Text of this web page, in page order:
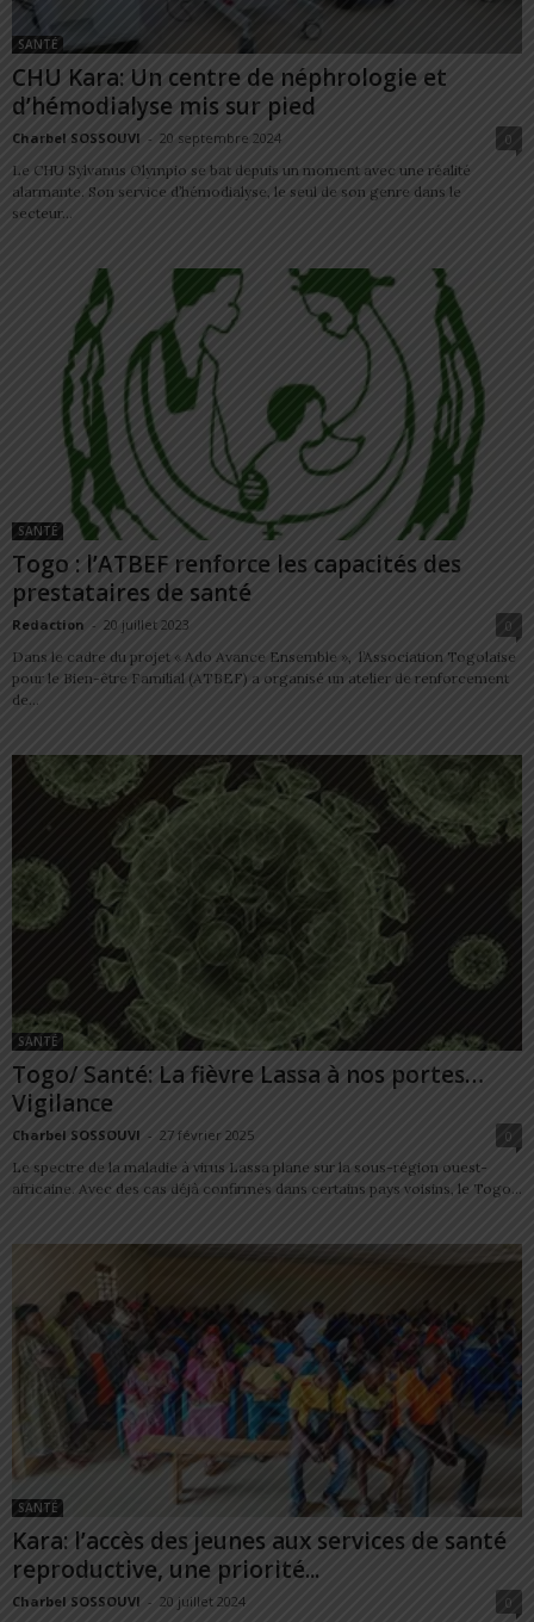
SANTÉ
CHU Kara: Un centre de néphrologie et
d’hémodialyse mis sur pied
Charbel SOSSOUVI - 20 septembre 2024
0
Le CHU Sylvanus Olympio se bat depuis un moment avec une réalité
alarmante. Son service d’hémodialyse, le seul de son genre dans le
secteur...
SANTÉ
Togo : l’ATBEF renforce les capacités des
prestataires de santé
Redaction - 20 juillet 2023
0
Dans le cadre du projet « Ado Avance Ensemble », l’Association Togolaise
pour le Bien-être Familial (ATBEF) a organisé un atelier de renforcement
de...
SANTÉ
Togo/ Santé: La fièvre Lassa à nos portes…
Vigilance
Charbel SOSSOUVI - 27 février 2025
0
Le spectre de la maladie à virus Lassa plane sur la sous-région ouest-
africaine. Avec des cas déjà confirmés dans certains pays voisins, le Togo...
SANTÉ
Kara: l’accès des jeunes aux services de santé
reproductive, une priorité...
Charbel SOSSOUVI - 20 juillet 2024
0